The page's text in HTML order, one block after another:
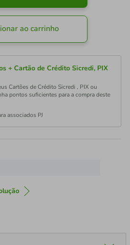
ao carrinho
+ Cartão de Crédito Sicredi, PIX
Cartões de Crédito Sicredi , PIX ou
pontos suficientes para a compra deste
associados PJ